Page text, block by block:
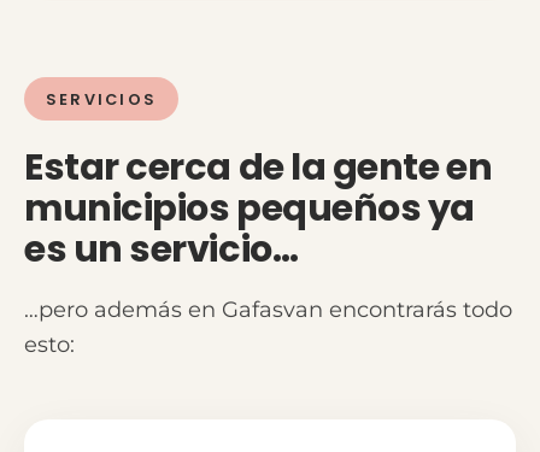
SERVICIOS
Estar cerca de la gente en
municipios pequeños ya
es un servicio…
…pero además en Gafasvan encontrarás todo
esto: